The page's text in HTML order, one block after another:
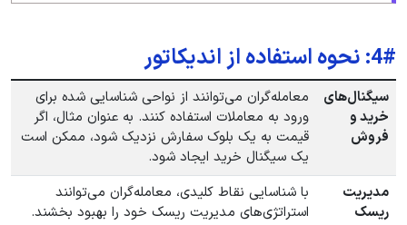
4#: نحوه استفاده از اندیکاتور
سیگنال‌های
خرید و
فروش
معامله‌گران می‌توانند از نواحی شناسایی شده برای
ورود به معاملات استفاده کنند. به عنوان مثال، اگر
قیمت به یک بلوک سفارش نزدیک شود، ممکن است
یک سیگنال خرید ایجاد شود.
مدیریت
ریسک
با شناسایی نقاط کلیدی، معامله‌گران می‌توانند
استراتژی‌های مدیریت ریسک خود را بهبود بخشند.